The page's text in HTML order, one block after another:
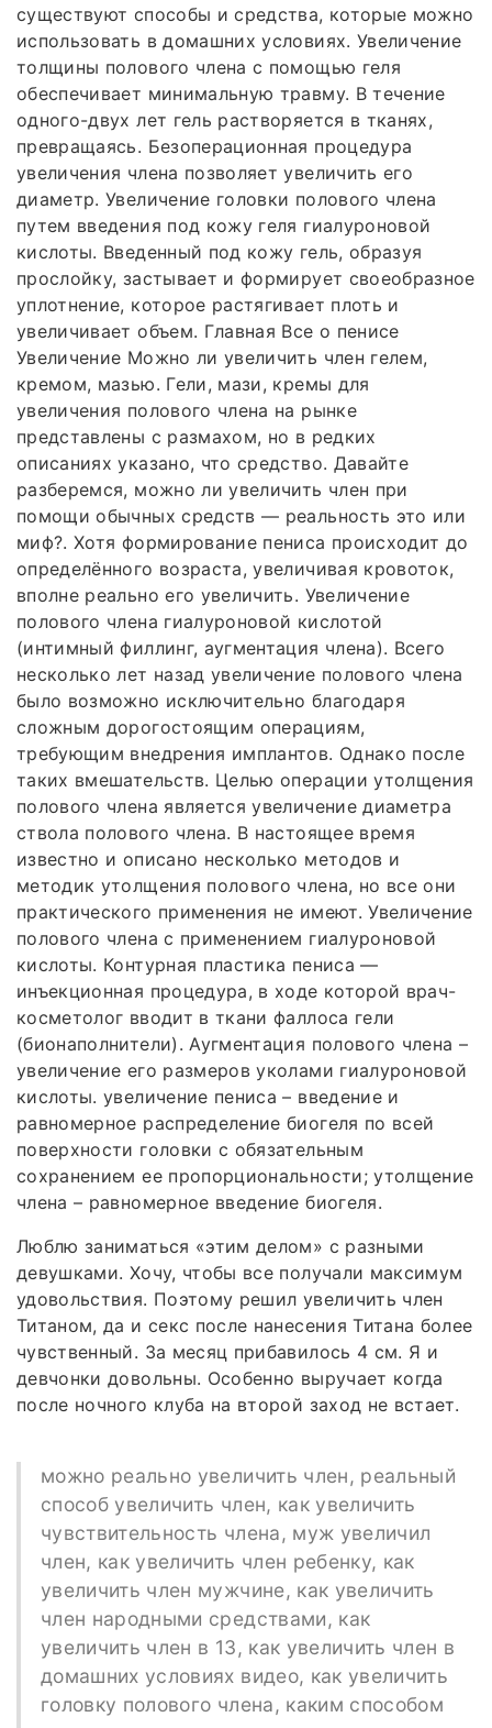
существуют способы и средства, которые можно
использовать в домашних условиях. Увеличение
толщины полового члена с помощью геля
обеспечивает минимальную травму. В течение
одного-двух лет гель растворяется в тканях,
превращаясь. Безоперационная процедура
увеличения члена позволяет увеличить его
диаметр. Увеличение головки полового члена
путем введения под кожу геля гиалуроновой
кислоты. Введенный под кожу гель, образуя
прослойку, застывает и формирует своеобразное
уплотнение, которое растягивает плоть и
увеличивает объем. Главная Все о пенисе
Увеличение Можно ли увеличить член гелем,
кремом, мазью. Гели, мази, кремы для
увеличения полового члена на рынке
представлены с размахом, но в редких
описаниях указано, что средство. Давайте
разберемся, можно ли увеличить член при
помощи обычных средств — реальность это или
миф?. Хотя формирование пениса происходит до
определённого возраста, увеличивая кровоток,
вполне реально его увеличить. Увеличение
полового члена гиалуроновой кислотой
(интимный филлинг, аугментация члена). Всего
несколько лет назад увеличение полового члена
было возможно исключительно благодаря
сложным дорогостоящим операциям,
требующим внедрения имплантов. Однако после
таких вмешательств. Целью операции утолщения
полового члена является увеличение диаметра
ствола полового члена. В настоящее время
известно и описано несколько методов и
методик утолщения полового члена, но все они
практического применения не имеют. Увеличение
полового члена с применением гиалуроновой
кислоты. Контурная пластика пениса —
инъекционная процедура, в ходе которой врач-
косметолог вводит в ткани фаллоса гели
(бионаполнители). Аугментация полового члена –
увеличение его размеров уколами гиалуроновой
кислоты. увеличение пениса – введение и
равномерное распределение биогеля по всей
поверхности головки с обязательным
сохранением ее пропорциональности; утолщение
члена – равномерное введение биогеля.
Люблю заниматься «этим делом» с разными
девушками. Хочу, чтобы все получали максимум
удовольствия. Поэтому решил увеличить член
Титаном, да и секс после нанесения Титана более
чувственный. За месяц прибавилось 4 см. Я и
девчонки довольны. Особенно выручает когда
после ночного клуба на второй заход не встает.
можно реально увеличить член, реальный
способ увеличить член, как увеличить
чувствительность члена, муж увеличил
член, как увеличить член ребенку, как
увеличить член мужчине, как увеличить
член народными средствами, как
увеличить член в 13, как увеличить член в
домашних условиях видео, как увеличить
головку полового члена, каким способом